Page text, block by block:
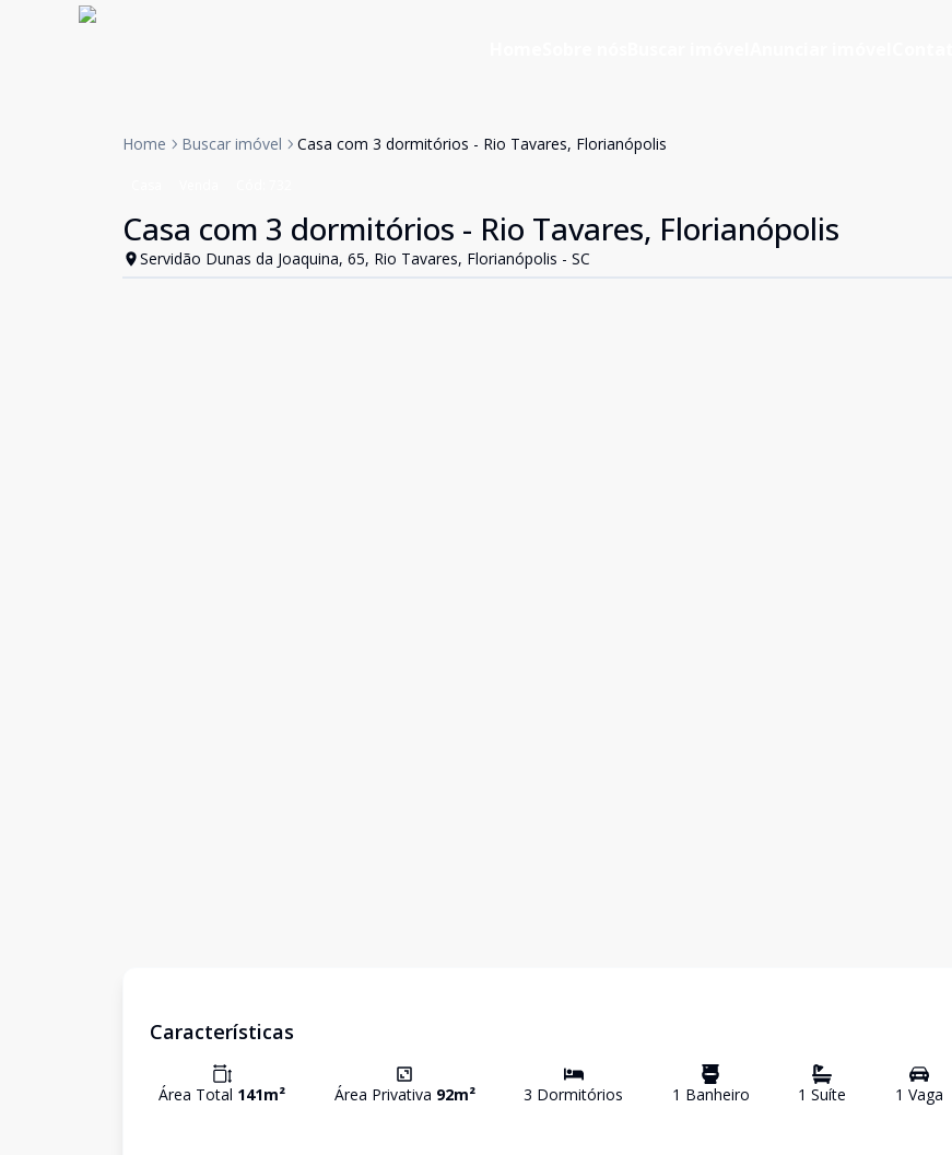
Home Buscar imóvel Casa com 3 dormitórios - Rio Tavares, Florianópolis
Casa com 3 dormitórios - Rio Tavares, Florianópolis
Servidão Dunas da Joaquina, 65, Rio Tavares, Florianópolis - SC
Características
Área Total 141m² Área Privativa 92m² 3 Dormitórios 1 Banheiro 1 Suíte 1 Vaga